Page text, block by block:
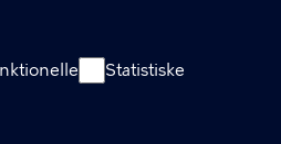
Statistiske